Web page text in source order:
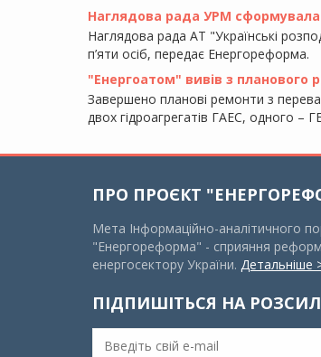
Наглядова рада УРМ
Наглядова рада АТ "Українські
п’яти осіб, передає Енергореформа.
"Енергоатом" вивів з планового
Завершено планові ремонти з
двох гідроагрегатів ГАЕС, одного –
ПРО ПРОЄКТ
Мета Інформаційно-аналітичного
"Енергореформа" - сприяння
енергосектору України. Детальніше
ПІДПИШІТЬСЯ НА